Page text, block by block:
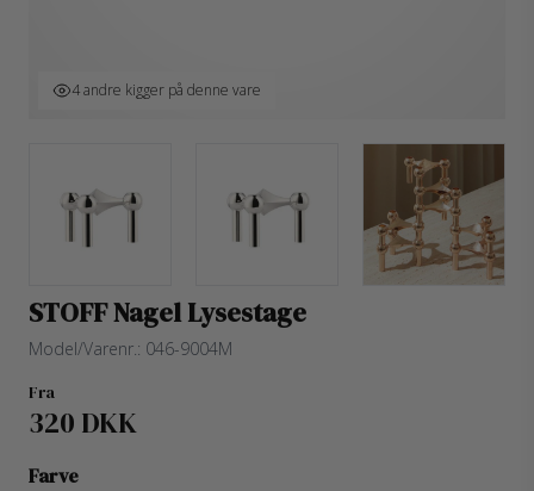
4 andre kigger på denne vare
STOFF Nagel Lysestage
Model/Varenr.: 046-9004M
Fra
320 DKK
Farve